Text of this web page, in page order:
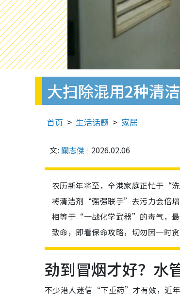
大扫除混用2种清
首页 生活话题 家居
文: 關志傑 2026.02.06
农历新年将至，全港家庭正忙于“
将清洁剂“强强联手”去污力会倍
相等于“一战化学武器”的毒气，
致命，即看保命攻略，切勿因一时贪
劲到冒烟才好？水
不少港人迷信“下重药”才有效，近